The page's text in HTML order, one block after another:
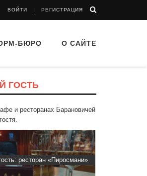
ВОЙТИ РЕГИСТРАЦИЯ
БЮРО О САЙТЕ
ГОСТЬ
и ресторанах Барановичей
ресторан «Пиросмани»